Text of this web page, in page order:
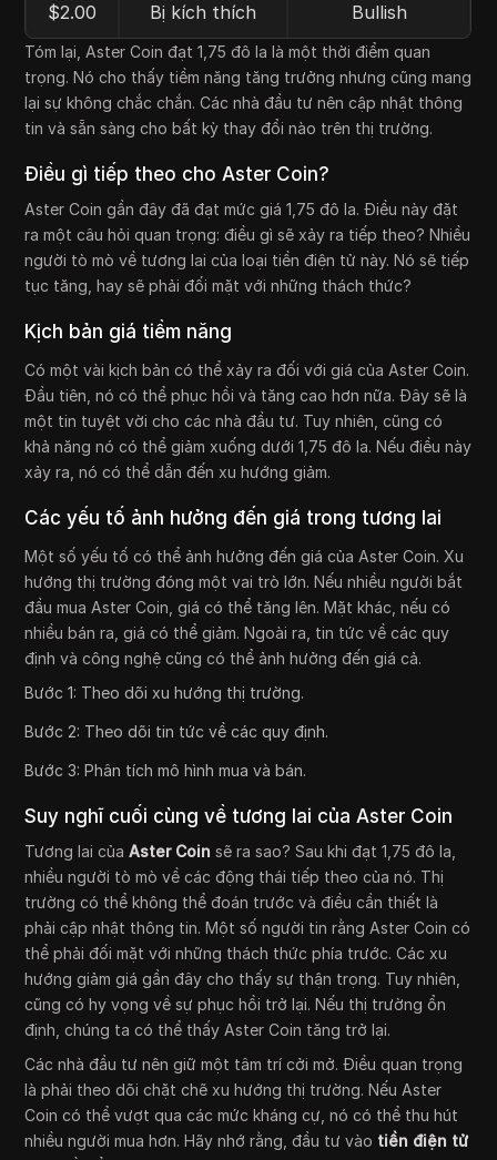
$2.00 Bị kích thích Bullish
Tóm lại, Aster Coin đạt 1,75 đô la là một thời điểm quan
trọng. Nó cho thấy tiềm năng tăng trưởng nhưng cũng mang
lại sự không chắc chắn. Các nhà đầu tư nên cập nhật thông
tin và sẵn sàng cho bất kỳ thay đổi nào trên thị trường.
Điều gì tiếp theo cho Aster Coin?
Aster Coin gần đây đã đạt mức giá 1,75 đô la. Điều này đặt
ra một câu hỏi quan trọng: điều gì sẽ xảy ra tiếp theo? Nhiều
người tò mò về tương lai của loại tiền điện tử này. Nó sẽ tiếp
tục tăng, hay sẽ phải đối mặt với những thách thức?
Kịch bản giá tiềm năng
Có một vài kịch bản có thể xảy ra đối với giá của Aster Coin.
Đầu tiên, nó có thể phục hồi và tăng cao hơn nữa. Đây sẽ là
một tin tuyệt vời cho các nhà đầu tư. Tuy nhiên, cũng có
khả năng nó có thể giảm xuống dưới 1,75 đô la. Nếu điều này
xảy ra, nó có thể dẫn đến xu hướng giảm.
Các yếu tố ảnh hưởng đến giá trong tương lai
Một số yếu tố có thể ảnh hưởng đến giá của Aster Coin. Xu
hướng thị trường đóng một vai trò lớn. Nếu nhiều người bắt
đầu mua Aster Coin, giá có thể tăng lên. Mặt khác, nếu có
nhiều bán ra, giá có thể giảm. Ngoài ra, tin tức về các quy
định và công nghệ cũng có thể ảnh hưởng đến giá cả.
Bước 1: Theo dõi xu hướng thị trường.
Bước 2: Theo dõi tin tức về các quy định.
Bước 3: Phân tích mô hình mua và bán.
Suy nghĩ cuối cùng về tương lai của Aster Coin
Tương lai củaAster Coin sẽ ra sao? Sau khi đạt 1,75 đô la,
nhiều người tò mò về các động thái tiếp theo của nó. Thị
trường có thể không thể đoán trước và điều cần thiết là
phải cập nhật thông tin. Một số người tin rằng Aster Coin có
thể phải đối mặt với những thách thức phía trước. Các xu
hướng giảm giá gần đây cho thấy sự thận trọng. Tuy nhiên,
cũng có hy vọng về sự phục hồi trở lại. Nếu thị trường ổn
định, chúng ta có thể thấy Aster Coin tăng trở lại.
Các nhà đầu tư nên giữ một tâm trí cởi mở. Điều quan trọng
là phải theo dõi chặt chẽ xu hướng thị trường. Nếu Aster
Coin có thể vượt qua các mức kháng cự, nó có thể thu hút
nhiều người mua hơn. Hãy nhớ rằng, đầu tư vào tiền điện tử